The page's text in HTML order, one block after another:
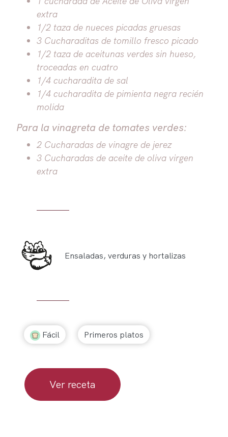
extra
1/2 taza de nueces picadas gruesas
3 Cucharaditas de tomillo fresco picado
1/2 taza de aceitunas verdes sin hueso,
troceadas en cuatro
1/4 cucharadita de sal
1/4 cucharadita de pimienta negra recién
molida
Para la vinagreta de tomates verdes:
2 Cucharadas de vinagre de jerez
3 Cucharadas de aceite de oliva virgen
extra
Ensaladas, verduras y hortalizas
Fácil Primeros platos
Ver receta